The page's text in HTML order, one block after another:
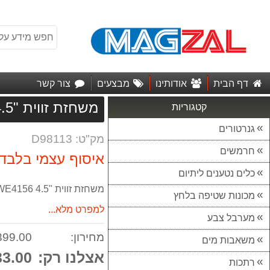
דף הבית אודותינו מבצעים צור קשר
קטגוריות
גנרטורים
חרמשים
כלים נטענים ליתיום
מכונות שטיפה בלחץ
מערבל צבע
משאבות מים
רתכות
משחזת זווית "4.5 DEWALT 900W DWE4156
מק"ט: D98113
משחזת זווית "4.5 DEWALT 900W DWE4156
למפרט מלא...
מחירון: ₪
אצלנו רק: ₪